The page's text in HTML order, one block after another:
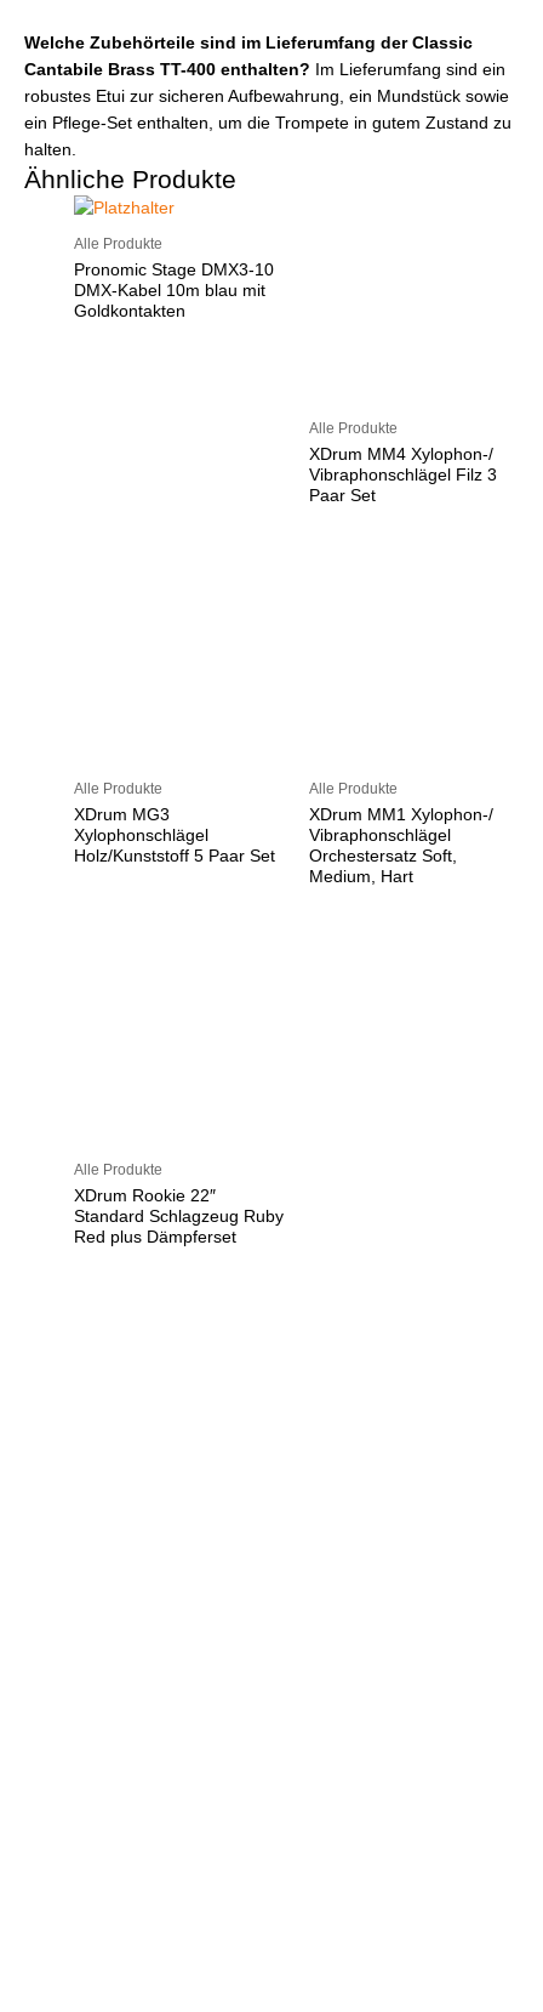
Welche Zubehörteile sind im Lieferumfang der Classic
Cantabile Brass TT-400 enthalten? Im Lieferumfang sind ein
robustes Etui zur sicheren Aufbewahrung, ein Mundstück sowie
ein Pflege-Set enthalten, um die Trompete in gutem Zustand zu
halten.
Ähnliche Produkte
Alle Produkte
Pronomic Stage DMX3-10
DMX-Kabel 10m blau mit
Goldkontakten
Alle Produkte
XDrum MM4 Xylophon-/
Vibraphonschlägel Filz 3
Paar Set
Alle Produkte
XDrum MG3
Xylophonschlägel
Holz/Kunststoff 5 Paar Set
Alle Produkte
XDrum MM1 Xylophon-/
Vibraphonschlägel
Orchestersatz Soft,
Medium, Hart
Alle Produkte
XDrum Rookie 22″
Standard Schlagzeug Ruby
Red plus Dämpferset